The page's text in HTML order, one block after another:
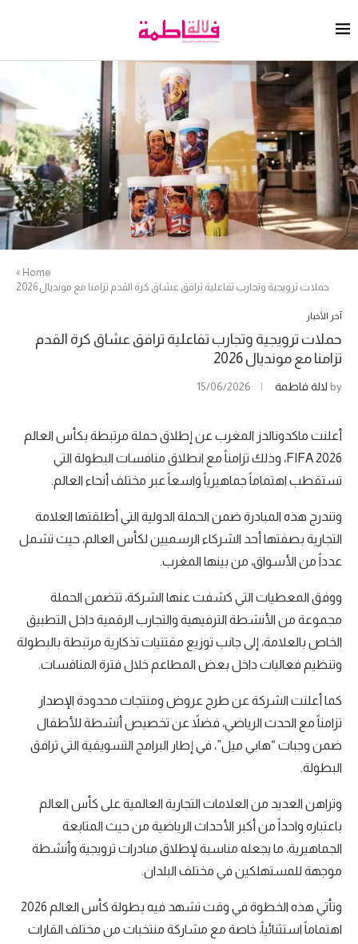
Home
»
حملات ترويجية وتجارب تفاعلية ترافق عشاق كرة القدم تزامنا مع مونديال 2026
آخر الأخبار
حملات ترويجية وتجارب تفاعلية ترافق عشاق كرة القدم
تزامنا مع مونديال 2026
by لالة فاطمة 15/06/2026
أعلنت ماكدونالدز المغرب عن إطلاق حملة مرتبطة بكأس العالم
FIFA 2026، وذلك تزامناً مع انطلاق منافسات البطولة التي
تستقطب اهتماماً جماهيرياً واسعاً عبر مختلف أنحاء العالم.
وتندرج هذه المبادرة ضمن الحملة الدولية التي أطلقتها العلامة
التجارية بصفتها أحد الشركاء الرسميين لكأس العالم، حيث تشمل
عدداً من الأسواق، من بينها المغرب.
ووفق المعطيات التي كشفت عنها الشركة، تتضمن الحملة
مجموعة من الأنشطة الترفيهية والتجارب الرقمية داخل التطبيق
الخاص بالعلامة، إلى جانب توزيع مقتنيات تذكارية مرتبطة بالبطولة
وتنظيم فعاليات داخل بعض المطاعم خلال فترة المنافسات.
كما أعلنت الشركة عن طرح عروض ومنتجات محدودة الإصدار
تزامناً مع الحدث الرياضي، فضلاً عن تخصيص أنشطة للأطفال
ضمن وجبات “هابي ميل”، في إطار البرامج التسويقية التي ترافق
البطولة.
وتراهن العديد من العلامات التجارية العالمية على كأس العالم
باعتباره واحداً من أكبر الأحداث الرياضية من حيث المتابعة
الجماهيرية، ما يجعله مناسبة لإطلاق مبادرات ترويجية وأنشطة
موجهة للمستهلكين في مختلف البلدان.
وتأتي هذه الخطوة في وقت تشهد فيه بطولة كأس العالم 2026
اهتماماً استثنائياً، خاصة مع مشاركة منتخبات من مختلف القارات